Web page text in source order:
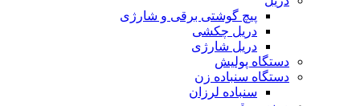
پیچ گوشتی برقی و شارژی
دریل چکشی
دریل شارژی
دستگاه پولیش
دستگاه سنباده زن
سنباده لرزان